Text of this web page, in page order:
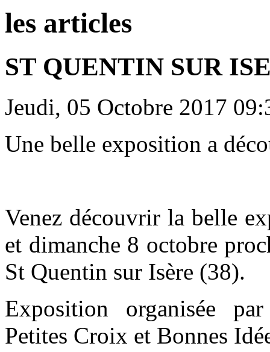
les articles
ST QUENTIN SUR
Jeudi, 05 Octobre 2017
Une belle exposition a
Venez découvrir la belle
et dimanche 8 octobre
St Quentin sur Isère (38).
Exposition organisée
Petites Croix et Bonnes